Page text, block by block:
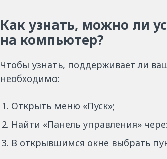
Как узнать, можно ли
на компьютер?
Чтобы узнать, поддерживает ли
необходимо:
Открыть меню «Пуск»;
Найти «Панель управления»
В открывшимся окне выбрать